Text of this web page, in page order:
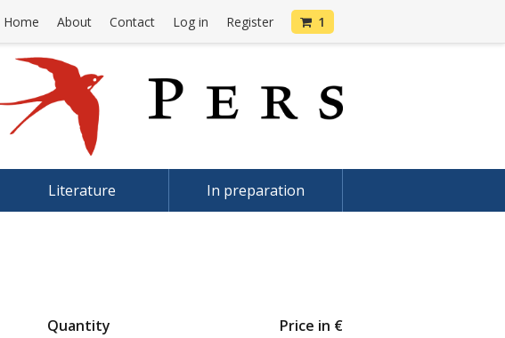
Home About Contact Log in Register 1
Literature In preparation
Quantity Price in €